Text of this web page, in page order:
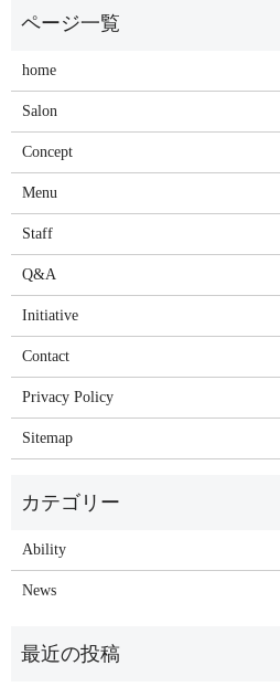
home
Salon
Concept
Menu
Staff
Q&A
Initiative
Contact
Privacy Policy
Sitemap
Ability
News